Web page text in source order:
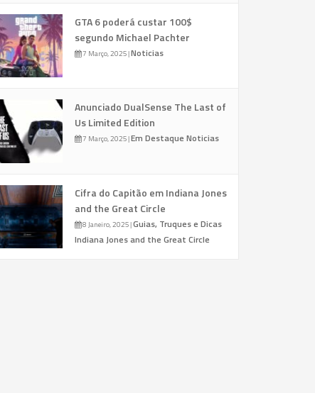
GTA 6 poderá custar 100$
segundo Michael Pachter
7 Março, 2025|Noticias
Anunciado DualSense The Last of
Us Limited Edition
7 Março, 2025|Em Destaque Noticias
Cifra do Capitão em Indiana Jones
and the Great Circle
8 Janeiro, 2025|Guias, Truques e Dicas
Indiana Jones and the Great Circle